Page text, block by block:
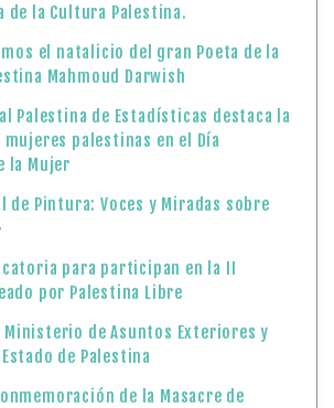
de la Cultura Palestina.
el natalicio del gran Poeta de la
Mahmoud Darwish
Palestina de Estadísticas destaca la
palestinas en el Día
la Mujer
de Pintura: Voces y Miradas sobre
para participan en la II
por Palestina Libre
Ministerio de Asuntos Exteriores y
de Palestina
de la Masacre de